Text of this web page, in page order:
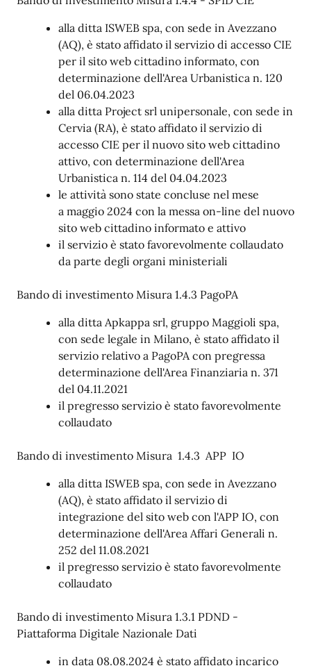
alla ditta ISWEB spa, con sede in Avezzano
(AQ), è stato affidato il servizio di accesso CIE
per il sito web cittadino informato, con
determinazione dell'Area Urbanistica n. 120
del 06.04.2023
alla ditta Project srl unipersonale, con sede in
Cervia (RA), è stato affidato il servizio di
accesso CIE per il nuovo sito web cittadino
attivo, con determinazione dell'Area
Urbanistica n. 114 del 04.04.2023
le attività sono state concluse nel mese
a maggio 2024 con la messa on-line del nuovo
sito web cittadino informato e attivo
il servizio è stato favorevolmente collaudato
da parte degli organi ministeriali
Bando di investimento Misura 1.4.3 PagoPA
alla ditta Apkappa srl, gruppo Maggioli spa,
con sede legale in Milano, è stato affidato il
servizio relativo a PagoPA con pregressa
determinazione dell'Area Finanziaria n. 371
del 04.11.2021
il pregresso servizio è stato favorevolmente
collaudato
Bando di investimento Misura 1.4.3 APP IO
alla ditta ISWEB spa, con sede in Avezzano
(AQ), è stato affidato il servizio di
integrazione del sito web con l'APP IO, con
determinazione dell'Area Affari Generali n.
252 del 11.08.2021
il pregresso servizio è stato favorevolmente
collaudato
Bando di investimento Misura 1.3.1 PDND -
Piattaforma Digitale Nazionale Dati
in data 08.08.2024 è stato affidato incarico